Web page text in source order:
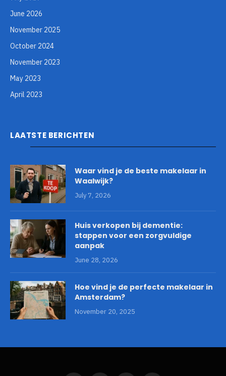
June 2026
November 2025
October 2024
November 2023
May 2023
April 2023
LAATSTE BERICHTEN
Waar vind je de beste makelaar in
Waalwijk?
July 7, 2026
Huis verkopen bij dementie:
stappen voor een zorgvuldige
aanpak
June 28, 2026
Hoe vind je de perfecte makelaar in
Amsterdam?
November 20, 2025